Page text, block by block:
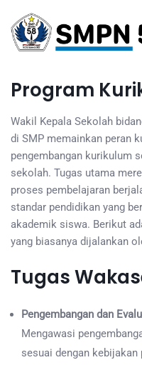
Program
Wakil Kepala Sekolah
di SMP memainkan peran
pengembangan kurikulum
sekolah. Tugas utama
proses pembelajaran
standar pendidikan yang
akademik siswa. Berikut
yang biasanya dijalankan
Tugas
Pengembangan dan
Mengawasi
sesuai dengan